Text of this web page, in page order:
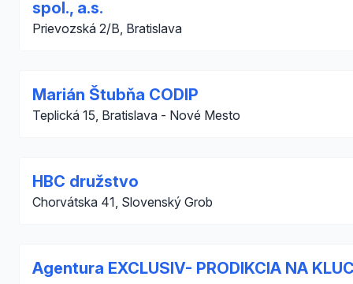
spol., a.s.
Prievozská 2/B, Bratislava
Marián Štubňa CODIP
Teplická 15, Bratislava - Nové Mesto
HBC družstvo
Chorvátska 41, Slovenský Grob
Agentura EXCLUSIV- PRODIKCIA NA